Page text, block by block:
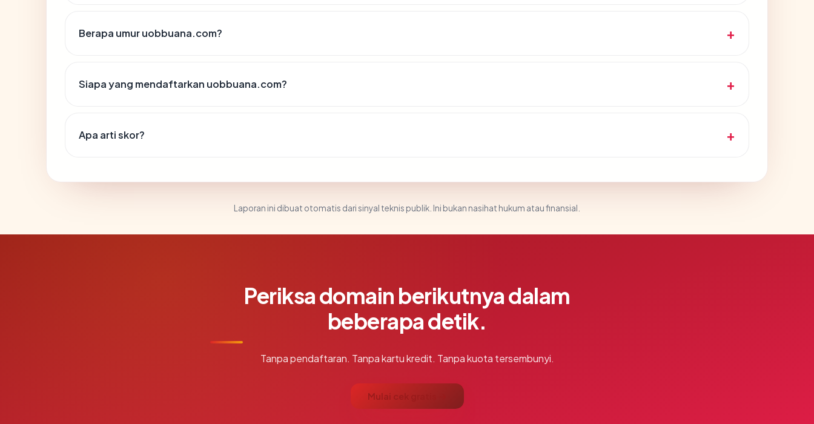
Berapa umur uobbuana.com?
Siapa yang mendaftarkan uobbuana.com?
Apa arti skor?
Laporan ini dibuat otomatis dari sinyal teknis publik. Ini bukan nasihat hukum atau finansial.
Periksa domain berikutnya dalam
beberapa detik.
Tanpa pendaftaran. Tanpa kartu kredit. Tanpa kuota tersembunyi.
Mulai cek gratis →